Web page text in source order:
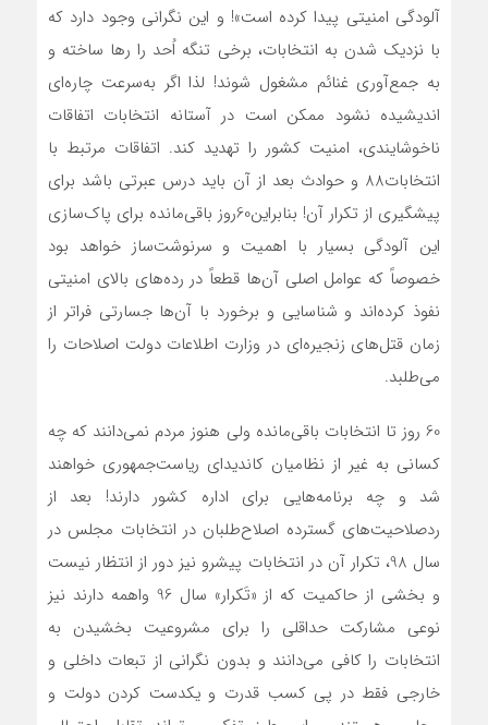
آلودگي امنيتي پيدا کرده است»! و اين نگراني وجود دارد که
با نزديک شدن به انتخابات، برخي تنگه اُحد را رها ساخته و
به جمع‌آوري غنائم مشغول شوند! لذا اگر به‌سرعت چاره‌اي
انديشيده نشود ممکن است در آستانه انتخابات اتفاقات
ناخوشايندي، امنيت کشور را تهديد کند. اتفاقات مرتبط با
انتخابات88 و حوادث بعد از آن بايد درس عبرتي باشد براي
پيشگيري از تکرار آن! بنابراين60روز باقي‌مانده براي پاک‌سازي
اين آلودگي بسيار با اهميت و سرنوشت‌ساز خواهد بود
خصوصاً که عوامل اصلي آن‌ها قطعاً در رده‌هاي بالاي امنيتي
نفوذ کرده‌اند و شناسايي و برخورد با آن‌ها جسارتي فراتر از
زمان قتل‌هاي زنجيره‌اي در وزارت اطلاعات دولت اصلاحات را
مي‌طلبد.
60 روز تا انتخابات باقي‌مانده ولي هنوز مردم نمي‌دانند که چه
کساني به غير از نظاميان کانديداي رياست‌جمهوري خواهند
شد و چه برنامه‌هايي براي اداره کشور دارند! بعد از
ردصلاحيت‌هاي گسترده اصلاح‌طلبان در انتخابات مجلس در
سال 98، تکرار آن در انتخابات پيش‏رو نيز دور از انتظار نيست
و بخشي از حاکميت که از «تَکرار» سال 96 واهمه دارند نيز
نوعي مشارکت حداقلي را براي مشروعيت بخشيدن به
انتخابات را کافي مي‌دانند و بدون نگراني از تبعات داخلي و
خارجي فقط در پي کسب قدرت و يکدست کردن دولت و